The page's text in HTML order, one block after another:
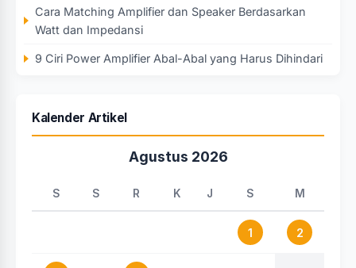
Cara Matching Amplifier dan Speaker Berdasarkan
Watt dan Impedansi
9 Ciri Power Amplifier Abal-Abal yang Harus Dihindari
Kalender Artikel
Agustus 2026
S S R K J S M
1 2